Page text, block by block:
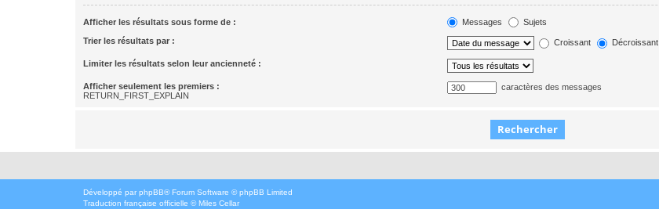
Afficher les résultats sous forme de : Messages Sujets
Trier les résultats par : Croissant Décroissant
Limiter les résultats selon leur ancienneté :
Afficher seulement les premiers :
RETURN_FIRST_EXPLAIN
caractères des messages
Développé par phpBB® Forum Software © phpBB Limited
Traduction française officielle ©Miles Cellar